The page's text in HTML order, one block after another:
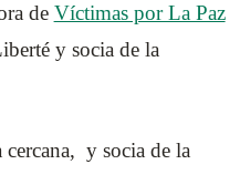
de Víctimas por La Paz
y socia de la
cercana, y socia de la